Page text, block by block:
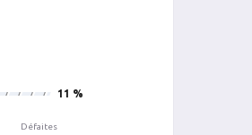
11 %
Défaites